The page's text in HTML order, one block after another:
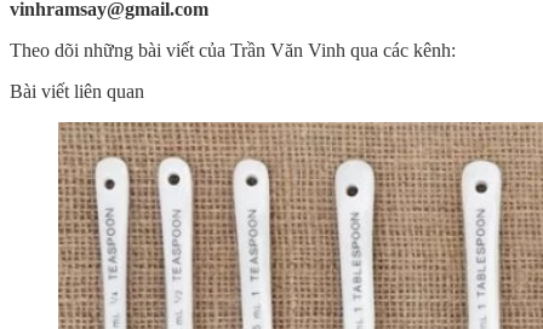
vinhramsay@gmail.com
Theo dõi những bài viết của Trần Văn Vinh qua các kênh:
Bài viết liên quan